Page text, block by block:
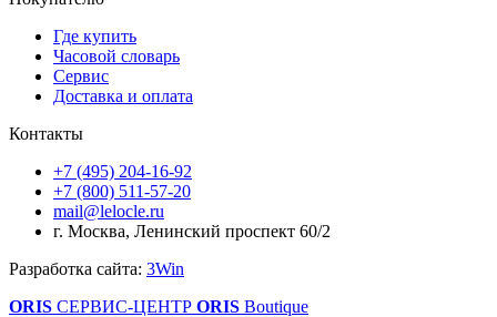
Где купить
Часовой словарь
Сервис
Доставка и оплата
Контакты
+7 (495) 204-16-92
+7 (800) 511-57-20
mail@lelocle.ru
г. Москва, Ленинский проспект 60/2
Разработка сайта: 3Win
ORIS СЕРВИС-ЦЕНТР ORIS Boutique